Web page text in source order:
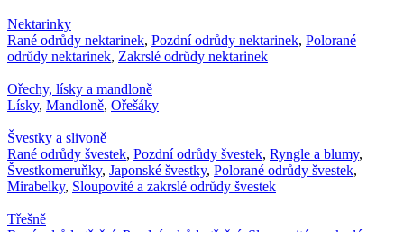
Nektarinky
Rané odrůdy nektarinek, Pozdní odrůdy nektarinek, Polorané
odrůdy nektarinek, Zakrslé odrůdy nektarinek
Ořechy, lísky a mandloně
Lísky, Mandloně, Ořešáky
Švestky a slivoně
Rané odrůdy švestek, Pozdní odrůdy švestek, Ryngle a blumy,
Švestkomeruňky, Japonské švestky, Polorané odrůdy švestek,
Mirabelky, Sloupovité a zakrslé odrůdy švestek
Třešně